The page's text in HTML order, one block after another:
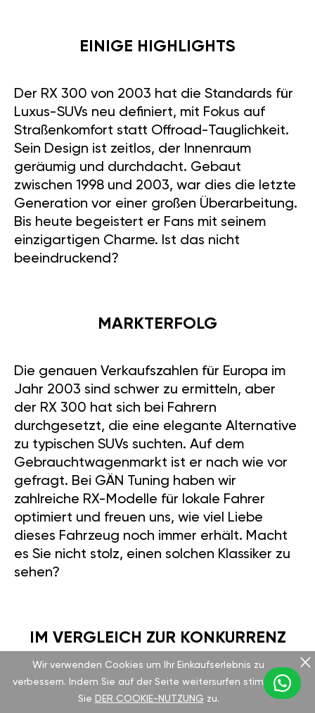
EINIGE HIGHLIGHTS
Der RX 300 von 2003 hat die Standards für
Luxus-SUVs neu definiert, mit Fokus auf
Straßenkomfort statt Offroad-Tauglichkeit.
Sein Design ist zeitlos, der Innenraum
geräumig und durchdacht. Gebaut
zwischen 1998 und 2003, war dies die letzte
Generation vor einer großen Überarbeitung.
Bis heute begeistert er Fans mit seinem
einzigartigen Charme. Ist das nicht
beeindruckend?
MARKTERFOLG
Die genauen Verkaufszahlen für Europa im
Jahr 2003 sind schwer zu ermitteln, aber
der RX 300 hat sich bei Fahrern
durchgesetzt, die eine elegante Alternative
zu typischen SUVs suchten. Auf dem
Gebrauchtwagenmarkt ist er nach wie vor
gefragt. Bei GÄN Tuning haben wir
zahlreiche RX-Modelle für lokale Fahrer
optimiert und freuen uns, wie viel Liebe
dieses Fahrzeug noch immer erhält. Macht
es Sie nicht stolz, einen solchen Klassiker zu
sehen?
IM VERGLEICH ZUR KONKURRENZ
Verglichen mit einem Modell wie dem BMW
X5 3.0i von 2003 mit 225 PS bringt der RX
Wir verwenden Cookies um Ihr Einkaufserlebnis zu
verbessern. Indem Sie auf der Seite weitersurfen stimmen
Sie DER COOKIE-NUTZUNG zu.